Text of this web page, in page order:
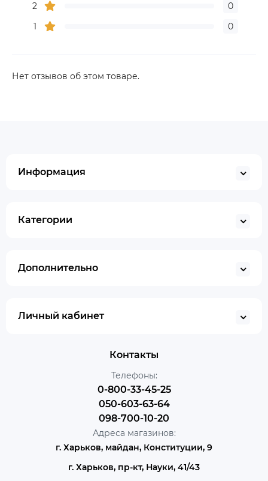
2
0
1
0
Нет отзывов об этом товаре.
Информация
Категории
Дополнительно
Личный кабинет
Контакты
Телефоны:
0-800-33-45-25
050-603-63-64
098-700-10-20
Адреса магазинов:
г. Харьков, майдан, Конституции, 9
г. Харьков, пр-кт, Науки, 41/43